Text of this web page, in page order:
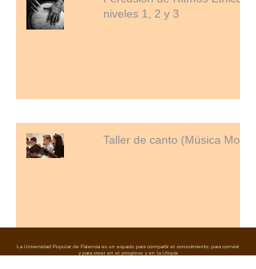
niveles 1, 2 y 3
Taller de canto (Música
La Universidad Popular de Palencia es un espacio para compartir el conocimiento, para convivir
y para creer en el progreso y en la Utopía